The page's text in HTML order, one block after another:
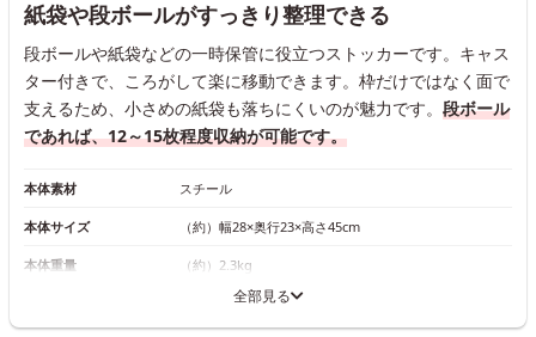
紙袋や段ボールがすっきり整理できる
段ボールや紙袋などの一時保管に役立つストッカーです。キャス
ター付きで、ころがして楽に移動できます。枠だけではなく面で
支えるため、小さめの紙袋も落ちにくいのが魅力です。 段ボール
であれば、12～15枚程度収納が可能です。
本体素材 スチール
本体サイズ （約）幅28×奥行23×高さ45cm
本体重量 （約）2.3kg
全部見る